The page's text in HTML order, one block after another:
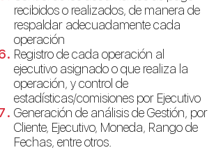
recibidos o realizados, de manera de
respaldar adecuadamente cada
operación
Registro de cada operación al
ejecutivo asignado o que realiza la
operación, y control de
estadísticas/comisiones por Ejecutivo
Generación de análisis de Gestión, por
Cliente, Ejecutivo, Moneda, Rango de
Fechas, entre otros.